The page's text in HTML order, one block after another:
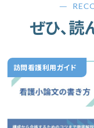
ぜひ、
訪問看護利用ガイド